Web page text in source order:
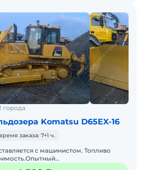
города
Komatsu D65EX-16
заказа: 7+1 ч.
с машинистом. Топливо
предоставление